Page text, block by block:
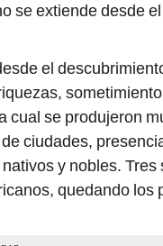
se extiende desde
el
cual se produjeron
ciudades,
y nobles. Tres
quedando los